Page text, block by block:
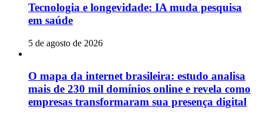
Tecnologia e longevidade: IA muda pesquisa
em saúde
5 de agosto de 2026
O mapa da internet brasileira: estudo analisa
mais de 230 mil domínios online e revela como
empresas transformaram sua presença digital